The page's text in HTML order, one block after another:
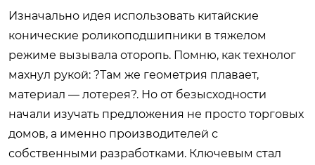
Изначально идея использовать китайские
конические роликоподшипники в тяжелом
режиме вызывала оторопь. Помню, как технолог
махнул рукой: ?Там же геометрия плавает,
материал — лотерея?. Но от безысходности
начали изучать предложения не просто торговых
домов, а именно производителей с
собственными разработками. Ключевым стал